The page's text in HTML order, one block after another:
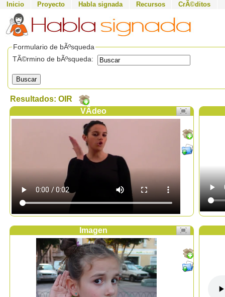
Inicio Proyecto Habla signada Recursos CrÃ©ditos
Formulario de bÃºsqueda
TÃ©rmino de bÃºsqueda:
Buscar
Resultados: OIR
VÃ­deo
Imagen